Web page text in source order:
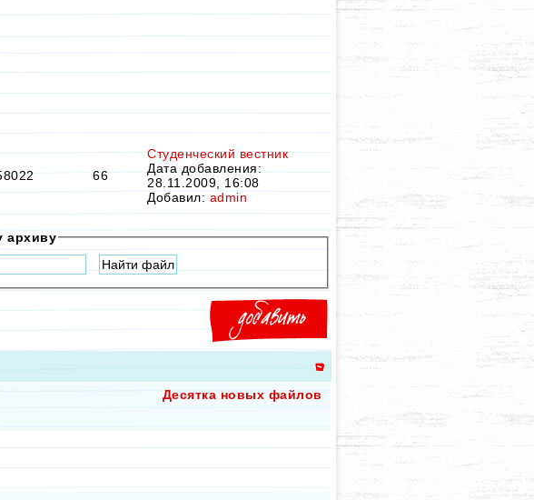
66
Студенческий вестник
Дата добавления:
28.11.2009, 16:08
Добавил: admin
архиву
Десятка новых файлов